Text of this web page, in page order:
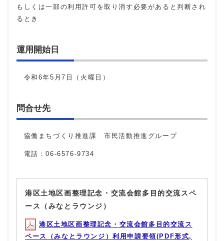
もしくは一部の利用許可を取り消す必要があると判断され
るとき
運用開始日
令和6年5月7日（火曜日）
問合せ先
協働まちづくり推進課 市民活動推進グループ
電話：06-6576-9734
港区土地区画整理記念・交流会館多目的交流スペ
ース（みなとラウンジ）
港区土地区画整理記念・交流会館多目的交流ス
ペース（みなとラウンジ）利用申請要領(PDF形式,